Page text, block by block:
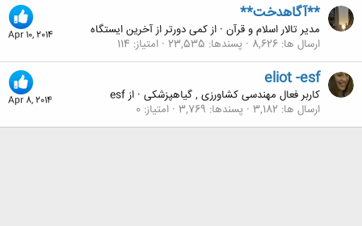
Apr 10, 2014
**آگاهدخت**
مدیر تالار اسلام و قرآن · ازکمی دورتر از آخرین ایستگاه
ارسال ها 8,626 پسندها 23,535 امتیاز 114
Apr 8, 2014
eliot -esf
کاربر فعال مهندسی کشاورزی , گیاهپزشکی · ازesf
ارسال ها 3,182 پسندها 3,769 امتیاز 0